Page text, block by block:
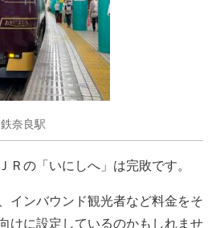
奈良駅
の「いにしへ」は完敗です。
インバウンド観光者など料金をそ
けに設定しているのかもしれませ